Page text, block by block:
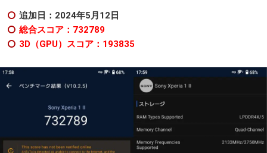
追加日：2024年5月12日
総合スコア：732789
3D（GPU）スコア：193835